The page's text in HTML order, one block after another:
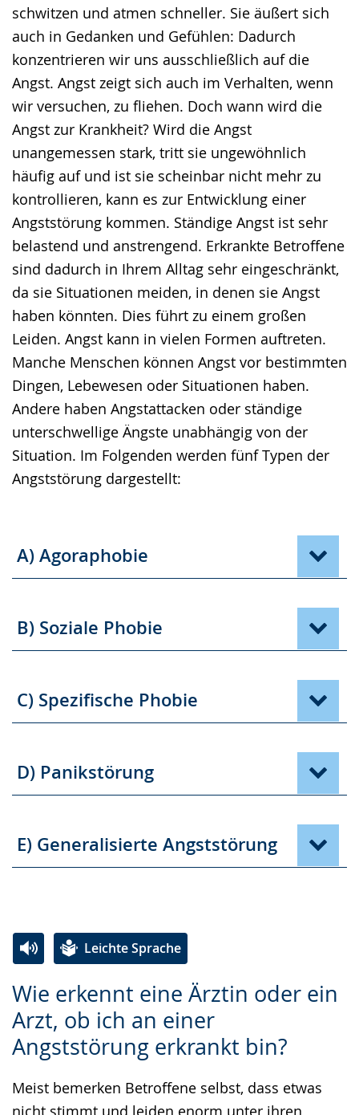
schwitzen und atmen schneller. Sie äußert sich
auch in Gedanken und Gefühlen: Dadurch
konzentrieren wir uns ausschließlich auf die
Angst. Angst zeigt sich auch im Verhalten, wenn
wir versuchen, zu fliehen. Doch wann wird die
Angst zur Krankheit? Wird die Angst
unangemessen stark, tritt sie ungewöhnlich
häufig auf und ist sie scheinbar nicht mehr zu
kontrollieren, kann es zur Entwicklung einer
Angststörung kommen. Ständige Angst ist sehr
belastend und anstrengend. Erkrankte Betroffene
sind dadurch in Ihrem Alltag sehr eingeschränkt,
da sie Situationen meiden, in denen sie Angst
haben könnten. Dies führt zu einem großen
Leiden. Angst kann in vielen Formen auftreten.
Manche Menschen können Angst vor bestimmten
Dingen, Lebewesen oder Situationen haben.
Andere haben Angstattacken oder ständige
unterschwellige Ängste unabhängig von der
Situation. Im Folgenden werden fünf Typen der
Angststörung dargestellt:
A) Agoraphobie
B) Soziale Phobie
C) Spezifische Phobie
D) Panikstörung
E) Generalisierte Angststörung
Wie erkennt eine Ärztin oder ein
Arzt, ob ich an einer
Angststörung erkrankt bin?
Meist bemerken Betroffene selbst, dass etwas
nicht stimmt und leiden enorm unter ihren
Leichte Sprache
Leichten
Sprache
wechseln.
Audio-
Unterstützung.
Video
in
Deutscher
wird